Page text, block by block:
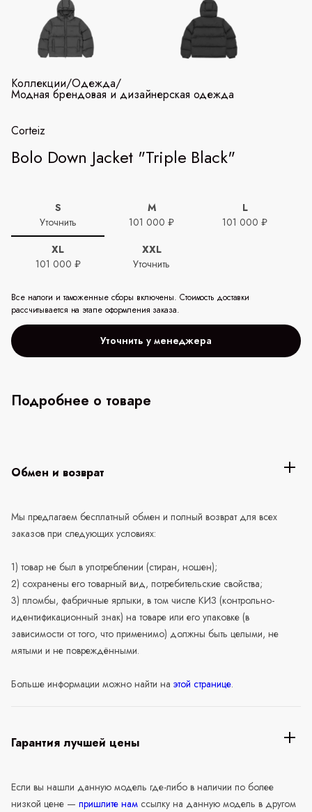
Коллекции/Одежда/
Модная брендовая и дизайнерская одежда
Corteiz
Bolo Down Jacket "Triple Black"
S
Уточнить
M
101 000 ₽
L
101 000 ₽
XL
101 000 ₽
XXL
Уточнить
Все налоги и таможенные сборы включены. Стоимость доставки
рассчитывается на этапе оформления заказа.
Уточнить у менеджера
Подробнее о товаре
Обмен и возврат
Мы предлагаем бесплатный обмен и полный возврат для всех
заказов при следующих условиях:
1) товар не был в употреблении (стиран, ношен);
2) сохранены его товарный вид, потребительские свойства;
3) пломбы, фабричные ярлыки, в том числе КИЗ (контрольно-
идентификационный знак) на товаре или его упаковке (в
зависимости от того, что применимо) должны быть целыми, не
мятыми и не повреждёнными.
Больше информации можно найти на этой странице.
Гарантия лучшей цены
Если вы нашли данную модель где-либо в наличии по более
низкой цене — пришлите нам ссылку на данную модель в другом